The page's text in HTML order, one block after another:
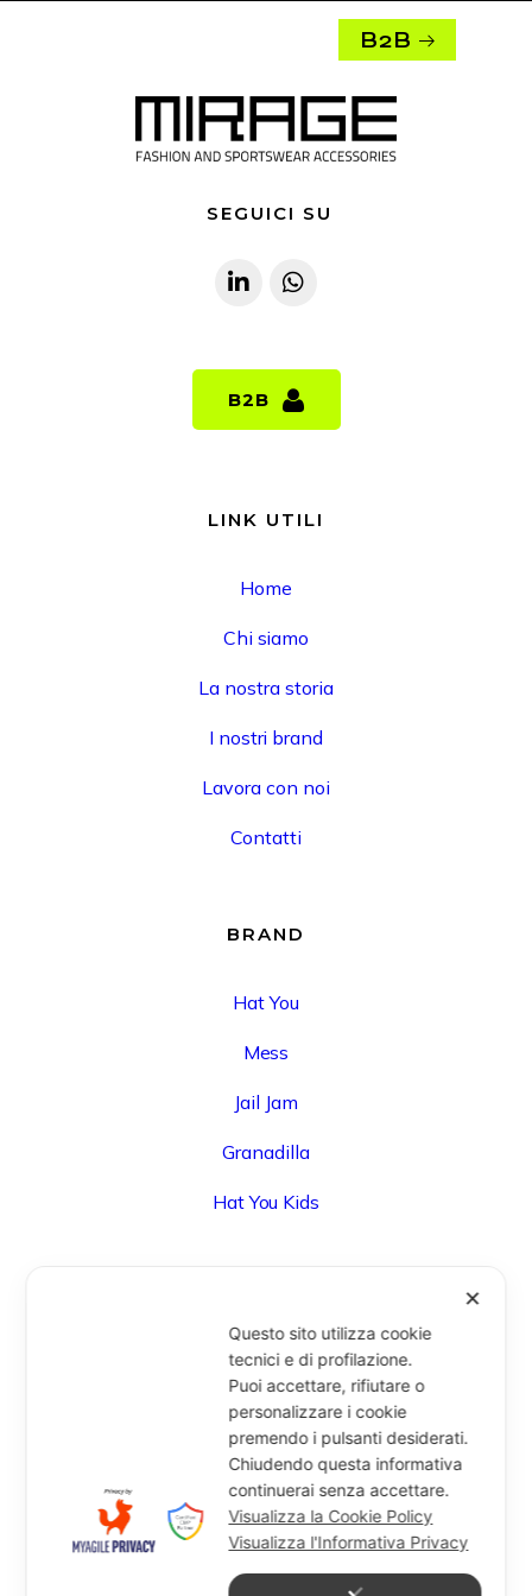
B2B
SEGUICI SU
B2B
B2B
LINK UTILI
Home
Chi siamo
La nostra storia
I nostri brand
Lavora con noi
Contatti
BRAND
Hat You
Mess
Jail Jam
Granadilla
Hat You Kids
Via Degli Speziali, 161 (Blocco 32 Centergross) -
40050 Funo di Argelato (BO) - Italy
info@miragesrl.com
+39 051 8651711
✕
Questo sito utilizza cookie
tecnici e di profilazione.
Puoi accettare, rifiutare o
personalizzare i cookie
premendo i pulsanti desiderati.
Chiudendo questa informativa
continuerai senza accettare.
Visualizza la Cookie Policy
Visualizza l'Informativa Privacy